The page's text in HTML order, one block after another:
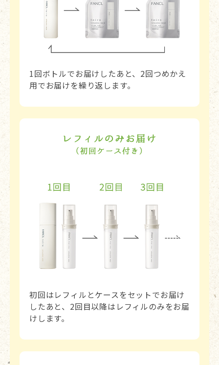
1回ボトルでお届けしたあと、2回つめかえ
用でお届けを繰り返します。
初回はレフィルとケースをセットでお届け
したあと、2回目以降はレフィルのみをお届
けします。